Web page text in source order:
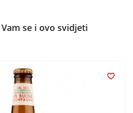
se i ovo svidjeti
